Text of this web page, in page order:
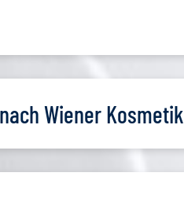
Wiener Kosmetik